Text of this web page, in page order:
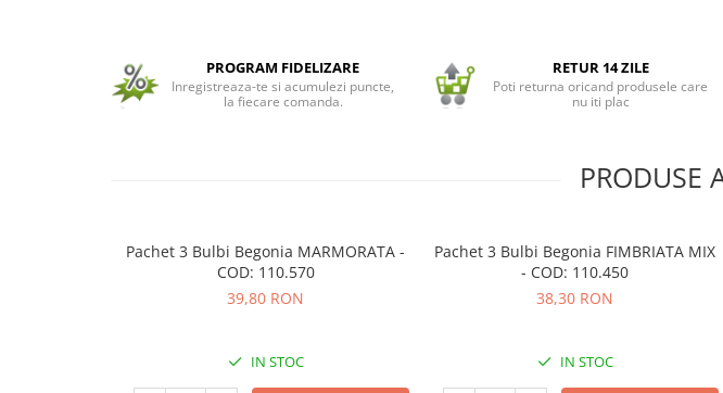
Seminte de Legume/FructePROGRAM FIDELIZARE
Inregistreaza-te si acumulezi puncte,
la fiecare comanda.
RETUR 14 ZILE
Poti returna oricand produsele care
nu iti plac
PRODUSE
Pachet 3 Bulbi Begonia MARMORATA -
COD: 110.570
39,80 RON
IN STOC
Pachet 3 Bulbi Begonia FIMBRIATA MIX
- COD: 110.450
38,30 RON
IN STOC